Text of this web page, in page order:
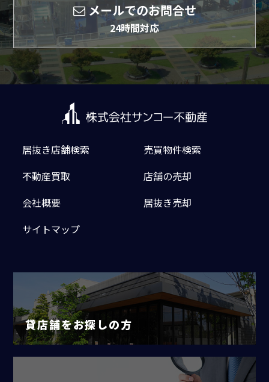
メールでのお問合せ
24時間対応
居抜き店舗検索
売買物件検索
不動産買取
店舗の売却
会社概要
居抜き売却
サイトマップ
貸店舗をお探しの方